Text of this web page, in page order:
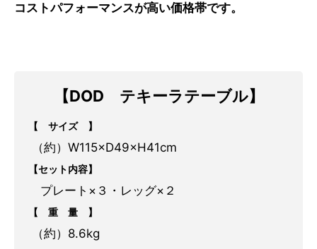
コストパフォーマンスが高い価格帯です。
【DOD テキーラテーブル】
【 サイズ 】
（約）W115×D49×H41cm
【セット内容】
プレート×３・レッグ×２
【 重 量 】
（約）8.6kg